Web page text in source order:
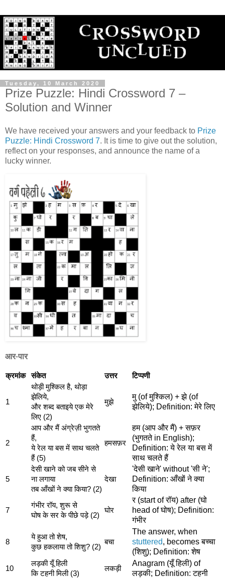
Tuesday, 10 March 2020
Prize Puzzle: Hindi Crossword 7 –
Solution and Winner
We have received your answers and your feedback to Prize
Puzzle: Hindi Crossword 7. It is time to give out the solution,
reflect on your responses, and announce the name of a
lucky winner.
आर-पार
क्रमांक संकेत उत्तर टिप्पणी
1
थोड़ी मुश्किल है, थोड़ा
झेलिये,
और शब्द बताइये एक मेरे
लिए (2)
मुझे
मु (of मुश्किल) + झे (of
झेलिये); Definition: मेरे लिए
2
आप और मैं अंग्रेज़ी भुगतते
हैं,
ये रेल या बस में साथ चलते
हैं (5)
हमसफ़र
हम (आप और मैं) + सफ़र
(भुगतते in English);
Definition: ये रेल या बस में
साथ चलते हैं
5
देसी खाने को जब सीने से
ना लगाया
तब आँखों ने क्या किया? (2)
देखा
'देसी खाने' without 'सी ने';
Definition: आँखों ने क्या
किया
7
गंभीर रॉय, शुरू से
घोष के सर के पीछे पड़े (2)
घोर
र (start of रॉय) after (घो
head of घोष); Definition:
गंभीर
8
ये हुआ तो शेष,
कुछ हकलाया तो शिशु? (2)
बचा
The answer, when
stuttered, becomes बच्चा
(शिशु); Definition: शेष
10
लड़की यूँ हिली
कि टहनी मिली (3)
लकड़ी
Anagram (यूँ हिली) of
लड़की; Definition: टहनी